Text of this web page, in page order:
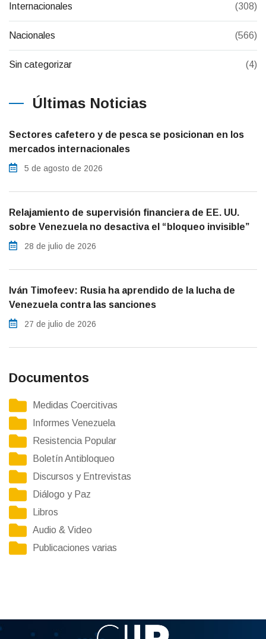
Internacionales (308)
Nacionales (566)
Sin categorizar (4)
Últimas Noticias
Sectores cafetero y de pesca se posicionan en los
mercados internacionales
5 de agosto de 2026
Relajamiento de supervisión financiera de EE. UU.
sobre Venezuela no desactiva el “bloqueo invisible”
28 de julio de 2026
Iván Timofeev: Rusia ha aprendido de la lucha de
Venezuela contra las sanciones
27 de julio de 2026
Documentos
Medidas Coercitivas
Informes Venezuela
Resistencia Popular
Boletín Antibloqueo
Discursos y Entrevistas
Diálogo y Paz
Libros
Audio & Video
Publicaciones varias